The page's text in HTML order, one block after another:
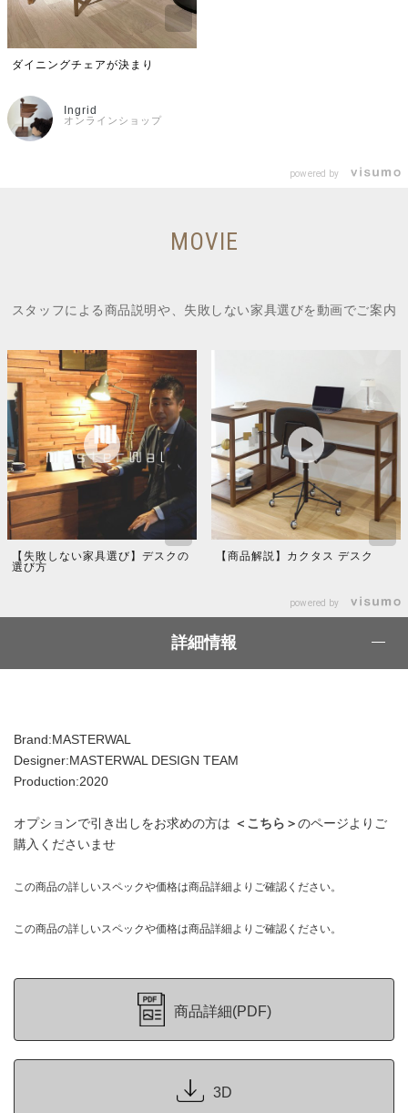
ダイニングチェアが決まり
オンラインショップ
Ingrid
powered by
MOVIE
スタッフによる商品説明や、失敗しない家具選びを動画でご案内
【失敗しない家具選び】デスクの
選び方
【商品解説】カクタス デスク
powered by
詳細情報
Brand:MASTERWAL
Designer:MASTERWAL DESIGN TEAM
Production:2020
オプションで引き出しをお求めの方は ＜こちら＞のページよりご
購入くださいませ
この商品の詳しいスペックや価格は商品詳細よりご確認ください。
この商品の詳しいスペックや価格は商品詳細よりご確認ください。
商品詳細(PDF)
3D